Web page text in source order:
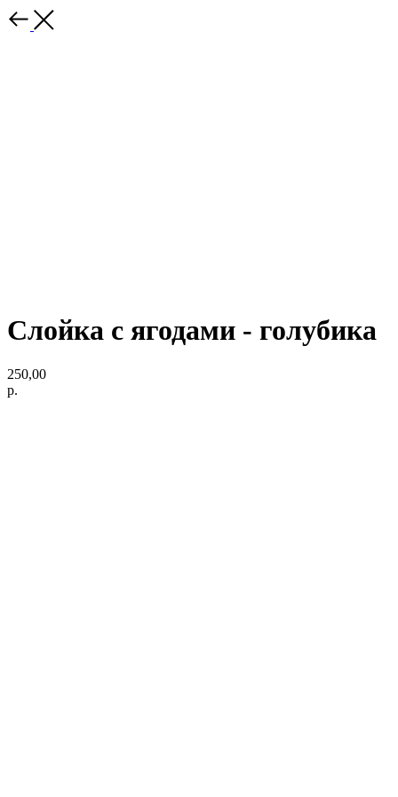
Слойка с ягодами - голубика
250,00
р.